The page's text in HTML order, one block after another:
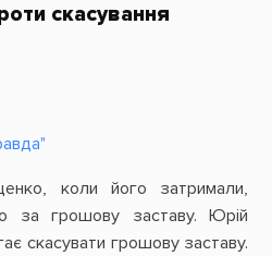
скасування
коли його затримали,
за грошову заставу. Юрій
скасувати грошову заставу.